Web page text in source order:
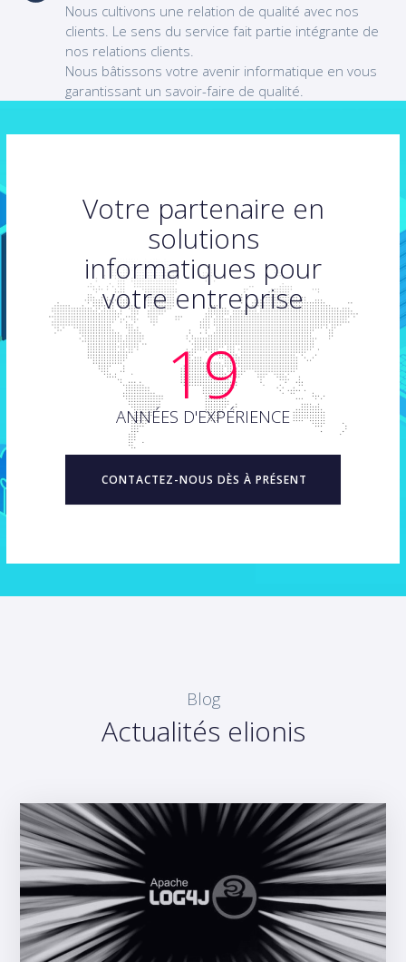
Nous cultivons une relation de qualité avec nos
clients. Le sens du service fait partie intégrante de
nos relations clients.
Nous bâtissons votre avenir informatique en vous
garantissant un savoir-faire de qualité.
Votre partenaire en
solutions
informatiques pour
votre entreprise
19
ANNÉES D'EXPÉRIENCE
CONTACTEZ-NOUS DÈS À PRÉSENT
Blog
Actualités elionis